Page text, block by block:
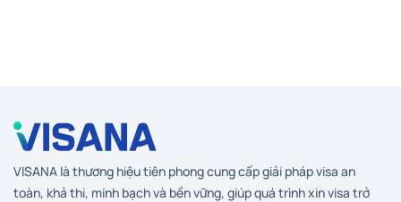
VISANA là thương hiệu tiên phong cung cấp giải pháp visa an
toàn, khả thi, minh bạch và bền vững, giúp quá trình xin visa trở